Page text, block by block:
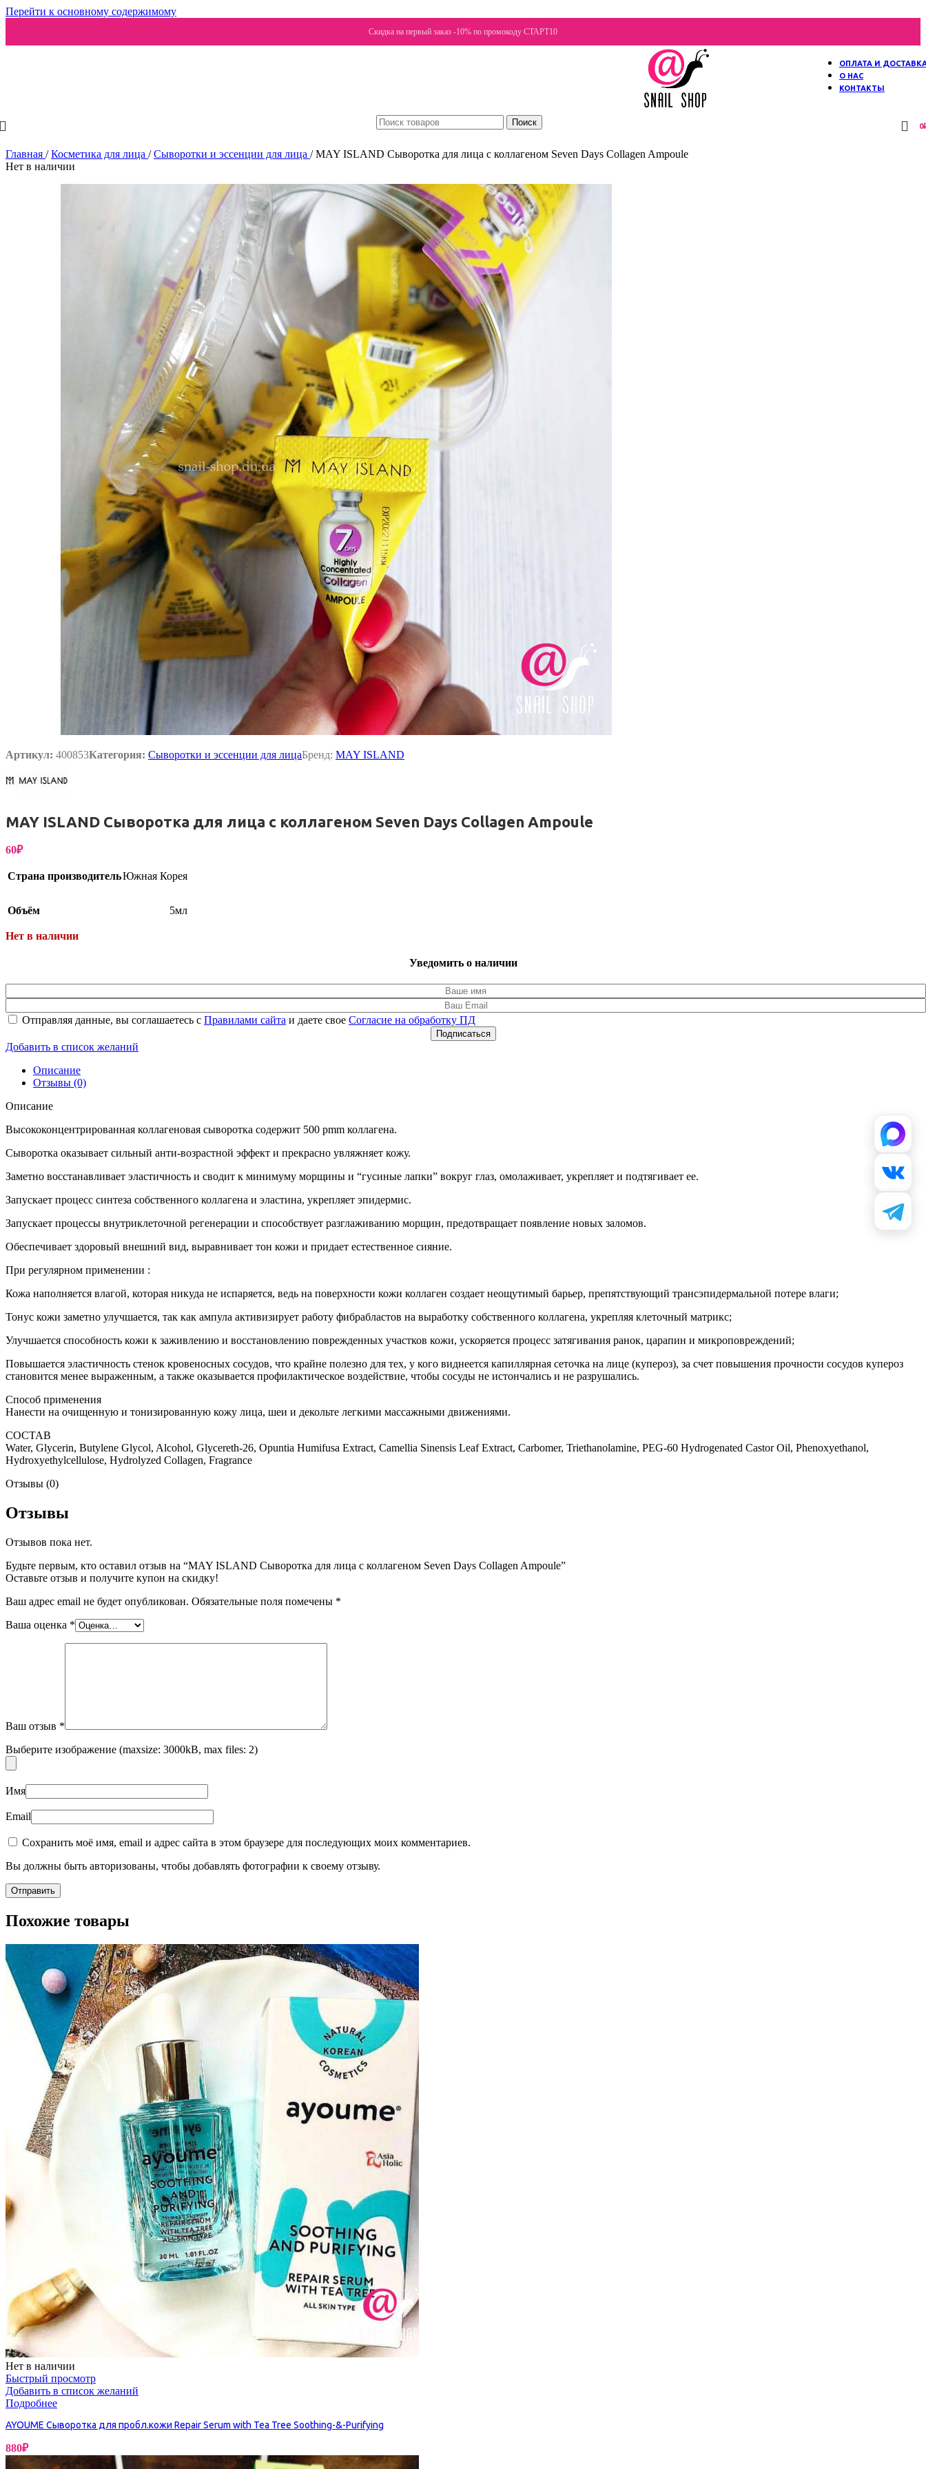
Перейти к основному содержимому
Скидка на первый заказ -10% по промокоду СТАРТ10
Наборы
ОПЛАТА И
О НАС
КОНТАКТЫ
Поиск 0
Главная / Косметика для лица / Сыворотки и эссенции для лица / MAY ISLAND Сыворотка для лица с коллагеном Seven Days Collagen Ampoule
Нет в наличии
Артикул: 400853Категория: Сыворотки и эссенции для лицаБренд: MAY ISLAND
MAY ISLAND Сыворотка для лица с коллагеном Seven Days Collagen Ampoule
60₽
Страна производительЮжная Корея
Объём 5мл
Нет в наличии
Уведомить о наличии
Отправляя данные, вы соглашаетесь с Правилами сайта и даете свое Согласие на обработку ПД
Подписаться
Добавить в список желаний
Описание
Отзывы (0)
Описание
Высококонцентрированная коллагеновая сыворотка содержит 500 pmm коллагена.
Сыворотка оказывает сильный анти-возрастной эффект и прекрасно увляжняет кожу.
Заметно восстанавливает эластичность и сводит к минимуму морщины и “гусиные лапки” вокруг глаз, омолаживает, укрепляет и подтягивает ее.
Запускает процесс синтеза собственного коллагена и эластина, укрепляет эпидермис.
Запускает процессы внутриклеточной регенерации и способствует разглаживанию морщин, предотвращает появление новых заломов.
Обеспечивает здоровый внешний вид, выравнивает тон кожи и придает естественное сияние.
При регулярном применении :
Кожа наполняется влагой, которая никуда не испаряется, ведь на поверхности кожи коллаген создает неощутимый барьер, препятствующий трансэпидермальной потере влаги;
Тонус кожи заметно улучшается, так как ампула активизирует работу фибрабластов на выработку собственного коллагена, укрепляя клеточный матрикс;
Улучшается способность кожи к заживлению и восстановлению поврежденных участков кожи, ускоряется процесс затягивания ранок, царапин и микроповреждений;
Повышается эластичность стенок кровеносных сосудов, что крайне полезно для тех, у кого виднеется капиллярная сеточка на лице (купероз), за счет повышения прочности сосудов купероз
становится менее выраженным, а также оказывается профилактическое воздействие, чтобы сосуды не истончались и не разрушались.
Способ применения
Нанести на очищенную и тонизированную кожу лица, шеи и декольте легкими массажными движениями.
СОСТАВ
Water, Glycerin, Butylene Glycol, Alcohol, Glycereth-26, Opuntia Humifusa Extract, Camellia Sinensis Leaf Extract, Carbomer, Triethanolamine, PEG-60 Hydrogenated Castor Oil, Phenoxyethanol,
Hydroxyethylcellulose, Hydrolyzed Collagen, Fragrance
Отзывы (0)
Отзывы
Отзывов пока нет.
Будьте первым, кто оставил отзыв на “MAY ISLAND Сыворотка для лица с коллагеном Seven Days Collagen Ampoule”
Оставьте отзыв и получите купон на скидку!
Ваш адрес email не будет опубликован. Обязательные поля помечены *
Ваша оценка *
Ваш отзыв *
Выберите изображение (maxsize: 3000kB, max files: 2)
Имя
Email
Сохранить моё имя, email и адрес сайта в этом браузере для последующих моих комментариев.
Вы должны быть авторизованы, чтобы добавлять фотографии к своему отзыву.
Похожие товары
Нет в наличии
Быстрый просмотр
Добавить в список желаний
Подробнее
AYOUME Сыворотка для пробл.кожи Repair Serum with Tea Tree Soothing-&-Purifying
880₽